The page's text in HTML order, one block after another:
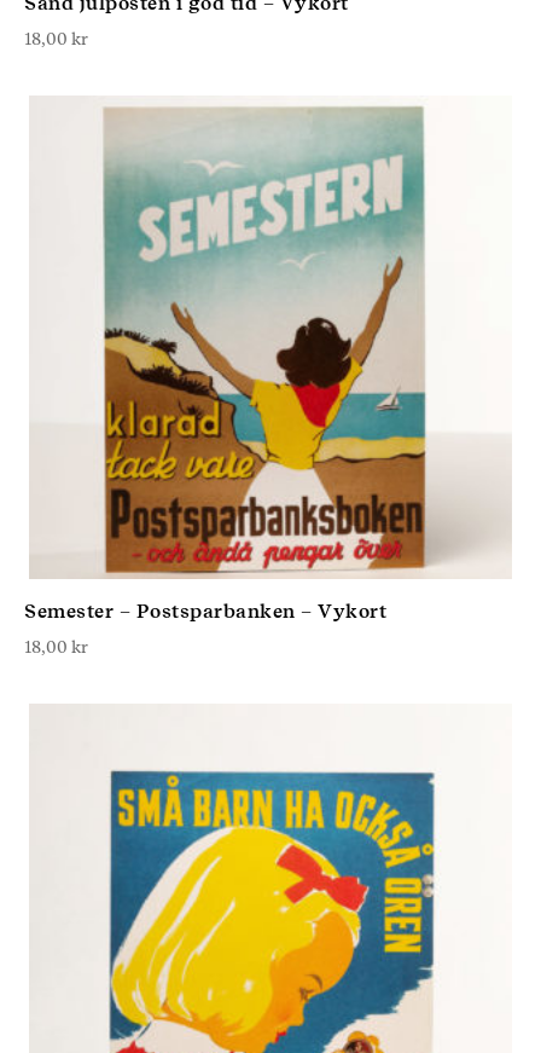
18,00 kr
Semester – Postsparbanken – Vykort
18,00 kr